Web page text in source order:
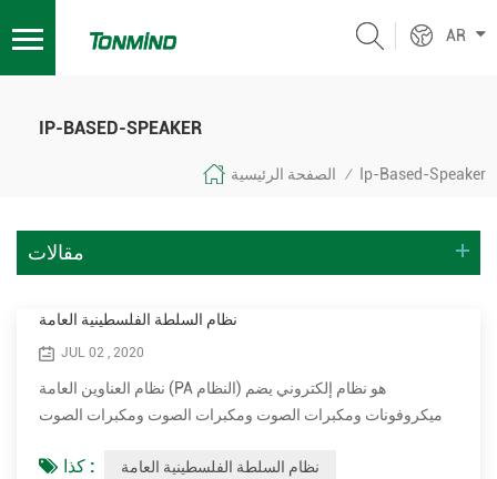
AR
IP-BASED-SPEAKER
الصفحة الرئيسية / Ip-Based-Speaker
مقالات
نظام السلطة الفلسطينية العامة
JUL 02 , 2020
نظام العناوين العامة (PA النظام) هو نظام إلكتروني يضم
ميكروفونات ومكبرات الصوت ومكبرات الصوت ومكبرات الصوت
صوت بشري أو آلة موسيقية أو مصدر صوت صوتي آخر أو صوت
كذا : نظام السلطة الفلسطينية العامة